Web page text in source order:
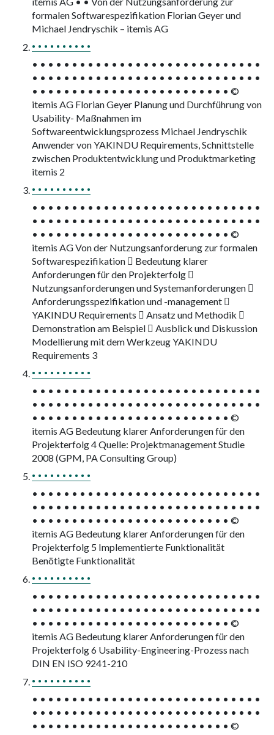
formalen Softwarespezifikation Florian Geyer und
Michael Jendryschik – itemis AG
• • • • • • • • • •
• • • • • • • • • • • • • • • • • • • • • • • • • • • • •
• • • • • • • • • • • • • • • • • • • • • • • • • • • • •
• • • • • • • • • • • • • • • • • • • • • • • • • ©
itemis AG Florian Geyer Planung und Durchführung von
Usability- Maßnahmen im
Softwareentwicklungsprozess Michael Jendryschik
Anwender von YAKINDU Requirements, Schnittstelle
zwischen Produktentwicklung und Produktmarketing
itemis 2
• • • • • • • • • •
• • • • • • • • • • • • • • • • • • • • • • • • • • • • •
• • • • • • • • • • • • • • • • • • • • • • • • • • • • •
• • • • • • • • • • • • • • • • • • • • • • • • • ©
itemis AG Von der Nutzungsanforderung zur formalen
Softwarespezifikation  Bedeutung klarer
Anforderungen für den Projekterfolg 
Nutzungsanforderungen und Systemanforderungen 
Anforderungsspezifikation und -management 
YAKINDU Requirements  Ansatz und Methodik 
Demonstration am Beispiel  Ausblick und Diskussion
Modellierung mit dem Werkzeug YAKINDU
Requirements 3
• • • • • • • • • •
• • • • • • • • • • • • • • • • • • • • • • • • • • • • •
• • • • • • • • • • • • • • • • • • • • • • • • • • • • •
• • • • • • • • • • • • • • • • • • • • • • • • • ©
itemis AG Bedeutung klarer Anforderungen für den
Projekterfolg 4 Quelle: Projektmanagement Studie
2008 (GPM, PA Consulting Group)
• • • • • • • • • •
• • • • • • • • • • • • • • • • • • • • • • • • • • • • •
• • • • • • • • • • • • • • • • • • • • • • • • • • • • •
• • • • • • • • • • • • • • • • • • • • • • • • • ©
itemis AG Bedeutung klarer Anforderungen für den
Projekterfolg 5 Implementierte Funktionalität
Benötigte Funktionalität
• • • • • • • • • •
• • • • • • • • • • • • • • • • • • • • • • • • • • • • •
• • • • • • • • • • • • • • • • • • • • • • • • • • • • •
• • • • • • • • • • • • • • • • • • • • • • • • • ©
itemis AG Bedeutung klarer Anforderungen für den
Projekterfolg 6 Usability-Engineering-Prozess nach
DIN EN ISO 9241-210
• • • • • • • • • •
• • • • • • • • • • • • • • • • • • • • • • • • • • • • •
• • • • • • • • • • • • • • • • • • • • • • • • • • • • •
• • • • • • • • • • • • • • • • • • • • • • • • • ©